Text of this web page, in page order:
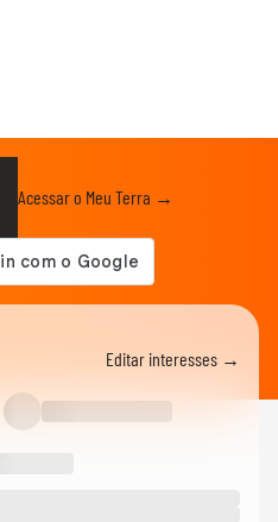
Acessar o Meu Terra →
Editar interesses →